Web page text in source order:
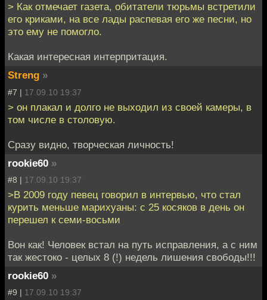
> Как отмечает газета, обитатели тюрьмы встретили
его криками, на все лады распевая его же песни, но
это ему не помогло.
Какая интересная интерпритация.
Streng »
#7 | 17.09.10 19:37
> он плакал и долго не выходил из своей камеры, в
том числе в столовую.
Сразу видно, творческая личность!
rookie60 »
#8 | 17.09.10 19:37
>В 2009 году певец говорил в интервью, что стал
курить меньше марихуаны: с 25 косяков в день он
перешел к семи-восьми
Вон как! Человек встал на путь исправления, а с ним
так жестоко - целых 8 (!) недель лишения свободы!!!
rookie60 »
#9 | 17.09.10 19:37